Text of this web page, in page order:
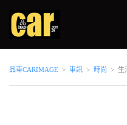
品車CARIMAGE > 車訊 > 時尚 > 生